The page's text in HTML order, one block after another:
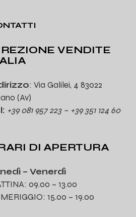
VENDITE
: Via Galilei, 4 83022
(Av)
+39 081 957 223 – +39 351 124 60
DI APERTURA
– Venerdì
09.00 – 13.00
15.00 – 19.00